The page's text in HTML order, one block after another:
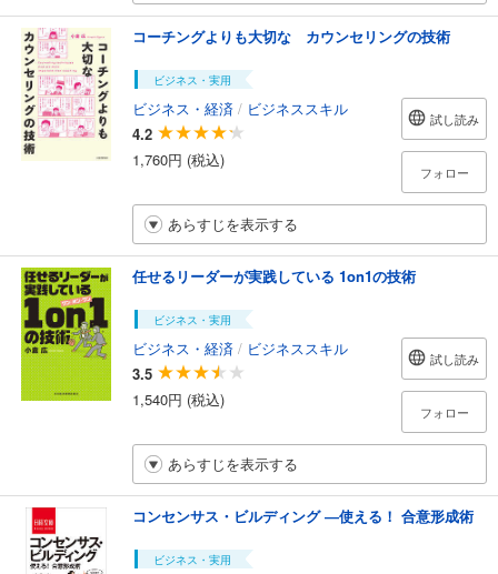
コーチングよりも大切な カウンセリングの技術
ビジネス・実用
ビジネス・経済 / ビジネススキル
4.2
1,760円 (税込)
試し読み
フォロー
あらすじを表示する
任せるリーダーが実践している 1on1の技術
ビジネス・実用
ビジネス・経済 / ビジネススキル
3.5
1,540円 (税込)
試し読み
フォロー
あらすじを表示する
コンセンサス・ビルディング ―使える！ 合意形成術
ビジネス・実用